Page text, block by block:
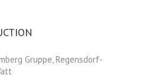
Gruppe, Regensdorf-